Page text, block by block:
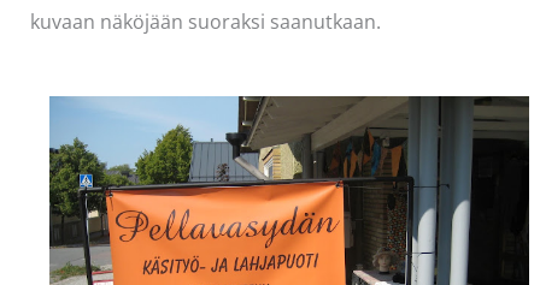
kuvaan näköjään suoraksi saanutkaan.